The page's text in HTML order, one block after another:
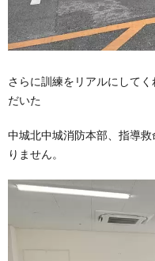
さらに訓練をリアルにして
だいた
中城北中城消防本部、指導
りません。